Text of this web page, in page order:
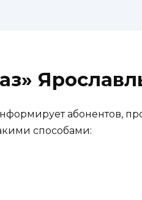
абонентов,
способами: